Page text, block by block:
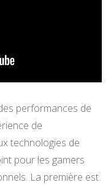
performances de
de
technologies de
pour les gamers
La première est